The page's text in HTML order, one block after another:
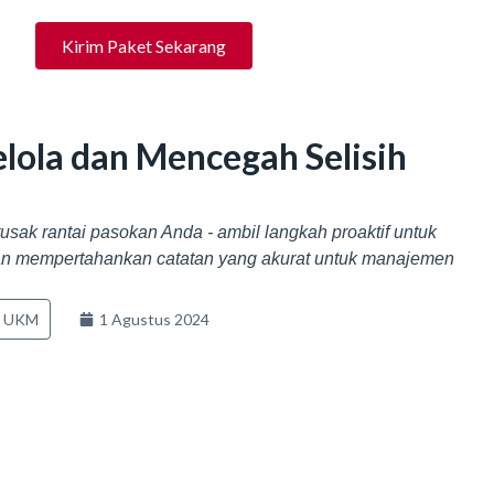
Kirim Paket Sekarang
dan Mencegah Selisih
rantai pasokan Anda - ambil langkah proaktif untuk
mempertahankan catatan yang akurat untuk manajemen
UKM 1 Agustus 2024